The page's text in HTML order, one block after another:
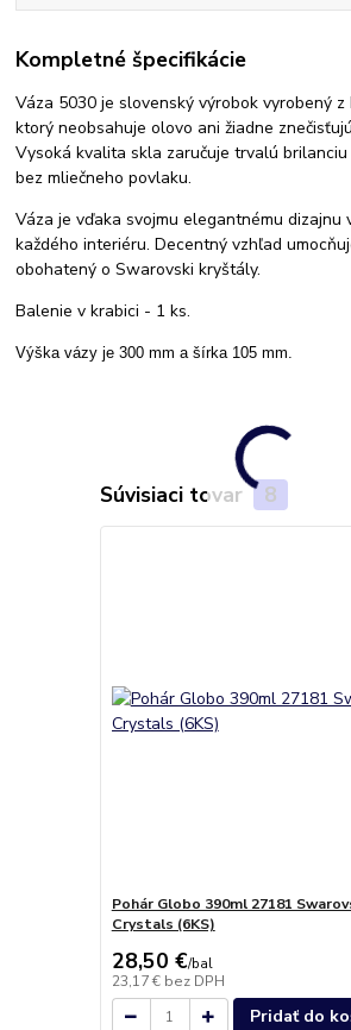
Kompletné špecifikácie
Váza 5030 je slovenský výrobok vyrobený z
ktorý neobsahuje olovo ani žiadne
Vysoká kvalita skla zaručuje trvalú
bez mliečneho povlaku.
Váza je vďaka svojmu elegantnému dizajnu
každého interiéru. Decentný vzhľad
obohatený o Swarovski kryštály.
Balenie v krabici - 1 ks.
Výška vázy je 300 mm a šírka 105 mm.
Súvisiaci tovar 8
Pohár Globo 390ml 27181
Crystals (6KS)
28,50 €/bal
23,17 € bez DPH
Pridať do